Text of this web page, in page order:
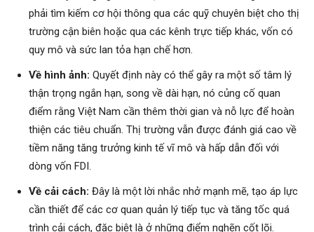
phải tìm kiếm cơ hội thông qua các quỹ chuyên biệt cho thị
trường cận biên hoặc qua các kênh trực tiếp khác, vốn có
quy mô và sức lan tỏa hạn chế hơn.
Về hình ảnh: Quyết định này có thể gây ra một số tâm lý
thận trọng ngắn hạn, song về dài hạn, nó củng cố quan
điểm rằng Việt Nam cần thêm thời gian và nỗ lực để hoàn
thiện các tiêu chuẩn. Thị trường vẫn được đánh giá cao về
tiềm năng tăng trưởng kinh tế vĩ mô và hấp dẫn đối với
dòng vốn FDI.
Về cải cách: Đây là một lời nhắc nhở mạnh mẽ, tạo áp lực
cần thiết để các cơ quan quản lý tiếp tục và tăng tốc quá
trình cải cách, đặc biệt là ở những điểm nghẽn cốt lõi.